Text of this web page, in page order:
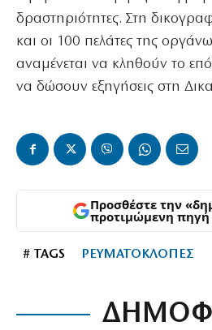
δραστηριότητες. Στη
και οι 100 πελάτες της
αναμένεται να κληθούν το
να δώσουν εξηγήσεις στη
Προσθέστε την
προτιμώμενη πηγή
# TAGS ΡΕΥΜΑΤΟΚΛΟΠΕΣ